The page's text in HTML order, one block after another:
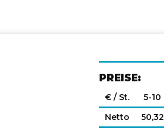
PREISE:
€ / St. 5-10
Netto
50,32